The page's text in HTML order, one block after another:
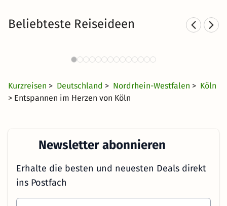
Beliebteste Reiseideen
Thermen in Köln mit Hotel
Kurzreisen > Deutschland > Nordrhein-Westfalen > Köln
> Entspannen im Herzen von Köln
Newsletter abonnieren
Erhalte die besten und neuesten Deals direkt
ins Postfach